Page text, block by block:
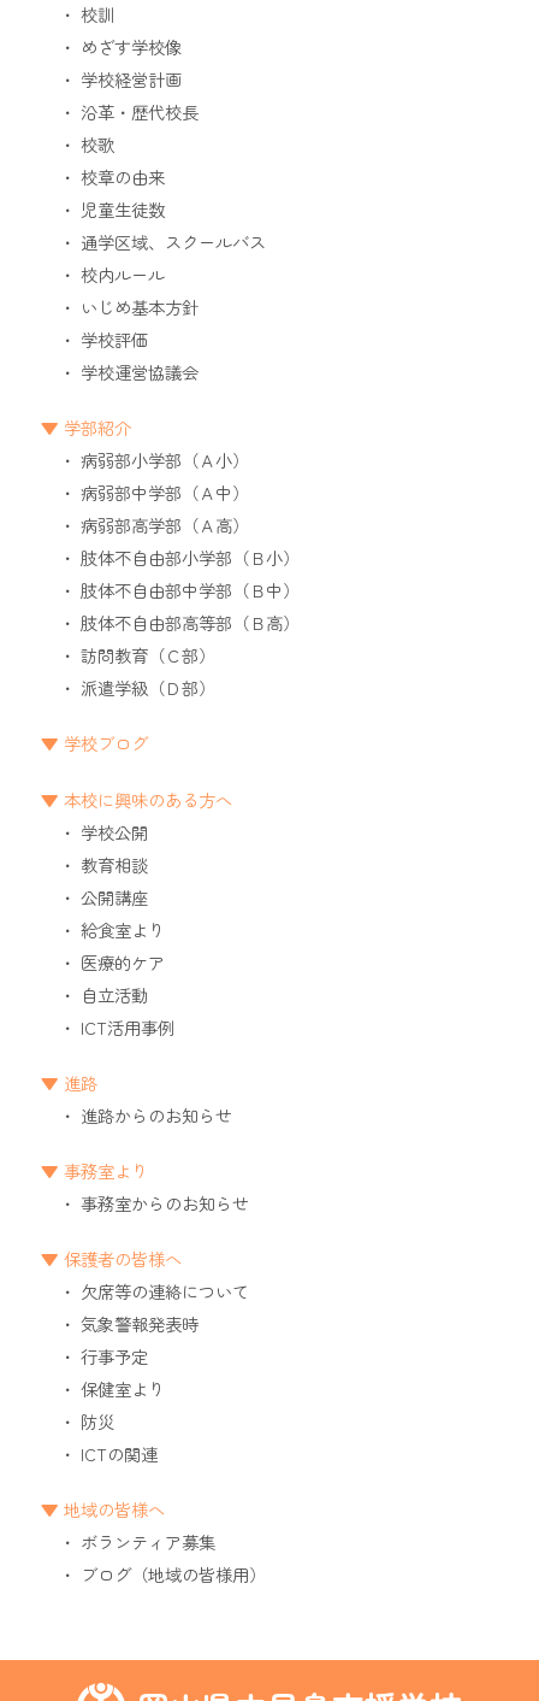
校訓
めざす学校像
学校経営計画
沿革・歴代校長
校歌
校章の由来
児童生徒数
通学区域、スクールバス
校内ルール
いじめ基本方針
学校評価
学校運営協議会
学部紹介
病弱部小学部（Ａ小）
病弱部中学部（Ａ中）
病弱部高学部（Ａ高）
肢体不自由部小学部（Ｂ小）
肢体不自由部中学部（Ｂ中）
肢体不自由部高等部（Ｂ高）
訪問教育（Ｃ部）
派遣学級（Ｄ部）
学校ブログ
本校に興味のある方へ
学校公開
教育相談
公開講座
給食室より
医療的ケア
自立活動
ICT活用事例
進路
進路からのお知らせ
事務室より
事務室からのお知らせ
保護者の皆様へ
欠席等の連絡について
気象警報発表時
行事予定
保健室より
防災
ICTの関連
地域の皆様へ
ボランティア募集
ブログ（地域の皆様用）